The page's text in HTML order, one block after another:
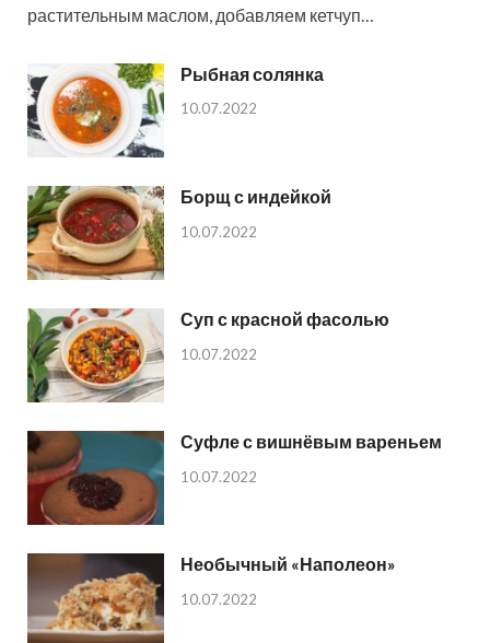
растительным маслом, добавляем кетчуп…
Рыбная солянка
10.07.2022
Борщ с индейкой
10.07.2022
Суп с красной фасолью
10.07.2022
Суфле с вишнёвым вареньем
10.07.2022
Необычный «Наполеон»
10.07.2022